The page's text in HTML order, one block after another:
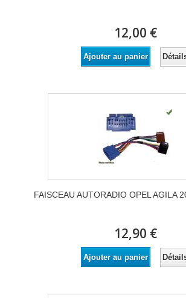
12,00 €
Ajouter au panier
FAISCEAU AUTORADIO OPEL AGILA
12,90 €
Ajouter au panier